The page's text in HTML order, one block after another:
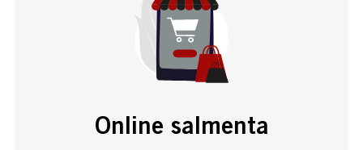
Online salmenta